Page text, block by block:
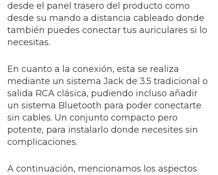
desde el panel trasero del producto como
desde su mando a distancia cableado donde
también puedes conectar tus auriculares si lo
necesitas.
En cuanto a la conexión, esta se realiza
mediante un sistema Jack de 3.5 tradicional o
salida RCA clásica, pudiendo incluso añadir
un sistema Bluetooth para poder conectarte
sin cables. Un conjunto compacto pero
potente, para instalarlo donde necesites sin
complicaciones.
A continuación, mencionamos los aspectos